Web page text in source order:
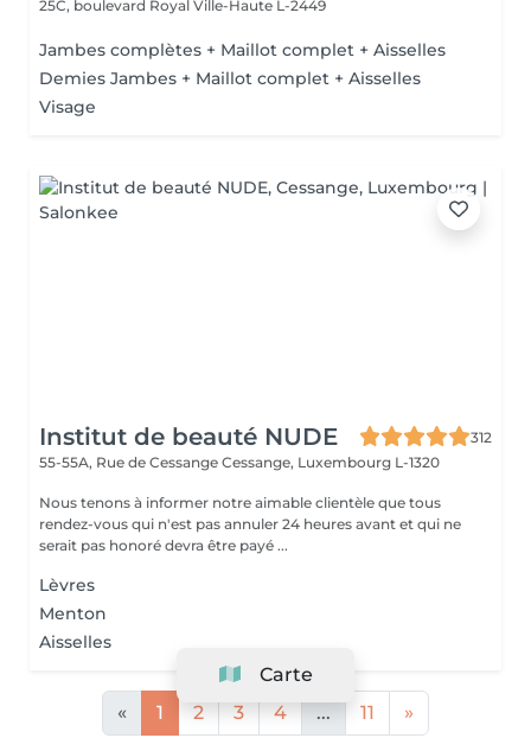
25C, boulevard Royal Ville-Haute L-2449
Jambes complètes + Maillot complet + Aisselles
Demies Jambes + Maillot complet + Aisselles
Visage
Institut de beauté NUDE
312
55-55A, Rue de Cessange Cessange, Luxembourg L-1320
Nous tenons à informer notre aimable clientèle que tous
rendez-vous qui n'est pas annuler 24 heures avant et qui ne
serait pas honoré devra être payé ...
Lèvres
Menton
Aisselles
« 1 2 3 4 ... 11 »
Carte